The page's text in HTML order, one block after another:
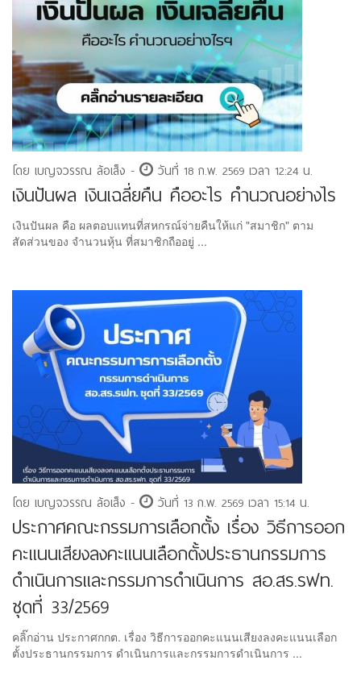
โดย เบญจวรรณ ล้อเส็ง - วันที่ 18 ก.พ. 2569 เวลา 12:24 น.
เงินปันผล เงินเฉลี่ยคืน คืออะไร คำนวณอย่างไร
เงินปันผล คือ ผลตอบแทนที่สหกรณ์จ่ายคืนให้แก่ "สมาชิก" ตาม
สัดส่วนของ จำนวนหุ้น ที่สมาชิกถืออยู่ ...
โดย เบญจวรรณ ล้อเส็ง - วันที่ 13 ก.พ. 2569 เวลา 15:14 น.
ประกาศคณะกรรมการเลือกตั้ง เรื่อง วิธีการออก
คะแนนเสียงลงคะแนนเลือกตั้งประธานกรรมการ
ดำเนินการและกรรมการดำเนินการ สอ.สร.รฟท.
ชุดที่ 33/2569
คลิ๊กอ่าน ประกาศกกต. เรื่อง วิธีการออกคะแนนเสียงลงคะแนนเลือก
ตั้งประธานกรรมการ ดำเนินการและกรรมการดำเนินการ ...